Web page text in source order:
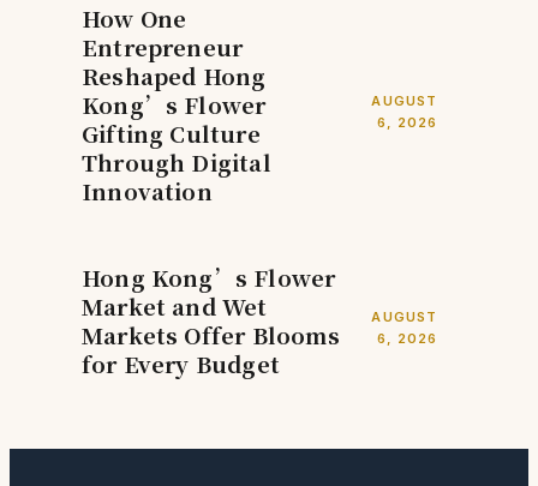
How One
Entrepreneur
Reshaped Hong
Kong’s Flower
Gifting Culture
Through Digital
Innovation
AUGUST
6, 2026
Hong Kong’s Flower
Market and Wet
Markets Offer Blooms
for Every Budget
AUGUST
6, 2026